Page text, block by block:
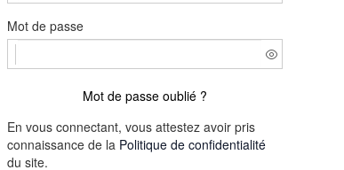
Mot de passe
Mot de passe oublié ?
En vous connectant, vous attestez avoir pris
connaissance de la Politique de confidentialité
du site.